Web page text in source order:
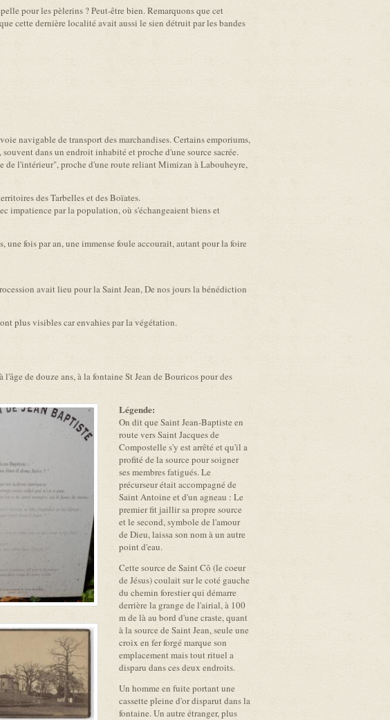
pour les pèlerins ? Peut-être bien. Remarquons que cet
cette dernière localité avait aussi le sien détruit par les bandes
navigable de transport des marchandises. Certains emporiums,
, souvent dans un endroit inhabité et proche d'une source sacrée.
de l'intérieur", proche d'une route reliant Mimizan à Labouheyre,
des Tarbelles et des Boïates.
impatience par la population, où s'échangeaient biens et
une fois par an, une immense foule accourait, autant pour la foire
avait lieu pour la Saint Jean, De nos jours la bénédiction
plus visibles car envahies par la végétation.
de douze ans, à la fontaine St Jean de Bouricos pour des
Légende:
On dit que Saint Jean-Baptiste en
route vers Saint Jacques de
Compostelle s'y est arrêté et qu'il a
profité de la source pour soigner
ses membres fatigués. Le
précurseur était accompagné de
Saint Antoine et d'un agneau : Le
premier fit jaillir sa propre source
et le second, symbole de l'amour
de Dieu, laissa son nom à un autre
point d'eau.
Cette source de Saint Cô (le coeur
de Jésus) coulait sur le coté gauche
du chemin forestier qui démarre
derrière la grange de l'airial, à 100
m de là au bord d'une craste, quant
à la source de Saint Jean, seule une
croix en fer forgé marque son
emplacement mais tout rituel a
disparu dans ces deux endroits.
Un homme en fuite portant une
cassette pleine d'or disparut dans la
fontaine. Un autre étranger, plus